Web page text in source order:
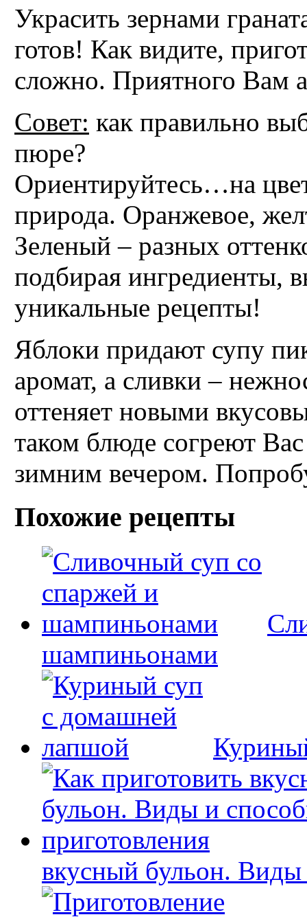
Украсить зернами
готов! Как видите,
сложно. Приятного Вам
Совет: как правильно
пюре?
Ориентируйтесь…на
природа. Оранжевое,
Зеленый – разных
подбирая ингредиенты,
уникальные рецепты!
Яблоки придают супу
аромат, а сливки –
оттеняет новыми
таком блюде согреют
зимним вечером.
Похожие рецепты
шампиньонами
вкусный бульон. Виды